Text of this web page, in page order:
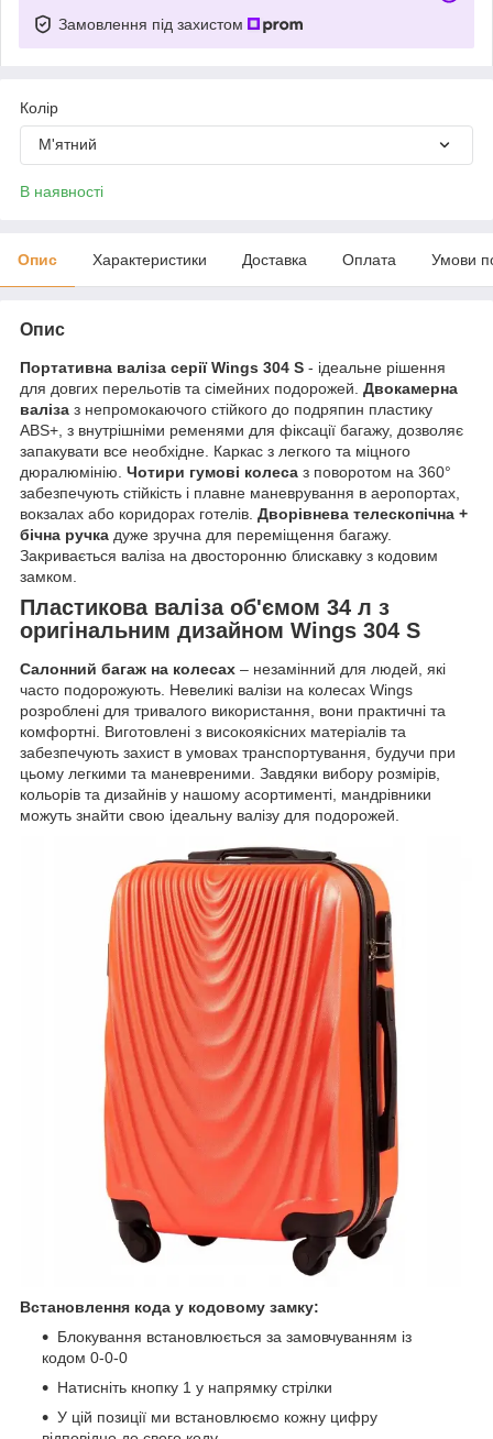
Замовлення під захистом
Колір
М'ятний
В наявності
Опис Характеристики Доставка Оплата Умови
Опис
Портативна валіза серії Wings 304 S - ідеальне рішення
для довгих перельотів та сімейних подорожей. Двокамерна
валіза з непромокаючого стійкого до подряпин пластику
ABS+, з внутрішніми ременями для фіксації багажу, дозволяє
запакувати все необхідне. Каркас з легкого та міцного
дюралюмінію. Чотири гумові колеса з поворотом на 360°
забезпечують стійкість і плавне маневрування в аеропортах,
вокзалах або коридорах готелів. Дворівнева телескопічна +
бічна ручка дуже зручна для переміщення багажу.
Закривається валіза на двосторонню блискавку з кодовим
замком.
Пластикова валіза об'ємом 34 л з
оригінальним дизайном Wings 304 S
Салонний багаж на колесах – незамінний для людей, які
часто подорожують. Невеликі валізи на колесах Wings
розроблені для тривалого використання, вони практичні та
комфортні. Виготовлені з високоякісних матеріалів та
забезпечують захист в умовах транспортування, будучи при
цьому легкими та маневреними. Завдяки вибору розмірів,
кольорів та дизайнів у нашому асортименті, мандрівники
можуть знайти свою ідеальну валізу для подорожей.
Встановлення кода у кодовому замку:
Блокування встановлюється за замовчуванням із
кодом 0-0-0
Натисніть кнопку 1 у напрямку стрілки
У цій позиції ми встановлюємо кожну цифру